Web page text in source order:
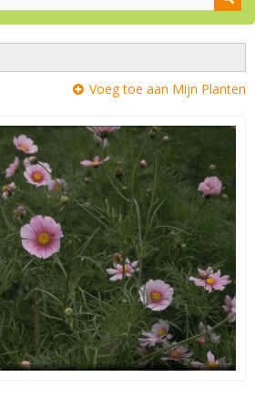
Voeg toe aan Mijn Planten